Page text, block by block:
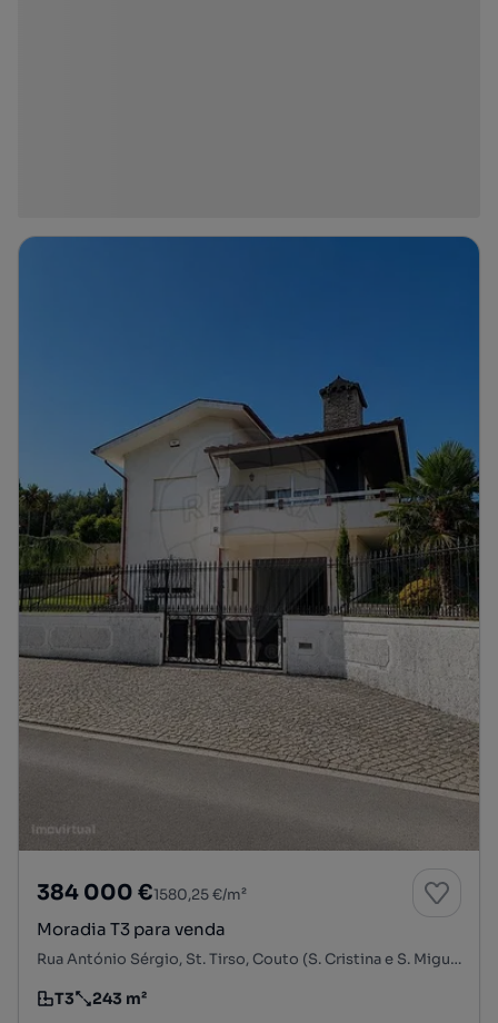
384 000 €1580,25 €/m²
Moradia T3 para venda
Rua António Sérgio, St. Tirso, Couto (S. Cristina e S. Miguel) e Burgães, Santo Tirso, Porto
Tipologia
T3
Preço por metro quadrado
243 m²